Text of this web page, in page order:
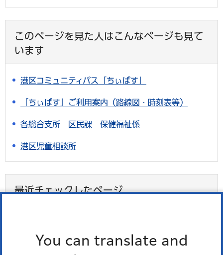
You can translate and
このページを見た人はこんなページも見て
います
港区コミュニティバス「ちぃばす」
「ちぃばす」ご利用案内（路線図・時刻表等）
各総合支所 区民課 保健福祉係
港区児童相談所
最近チェックしたページ